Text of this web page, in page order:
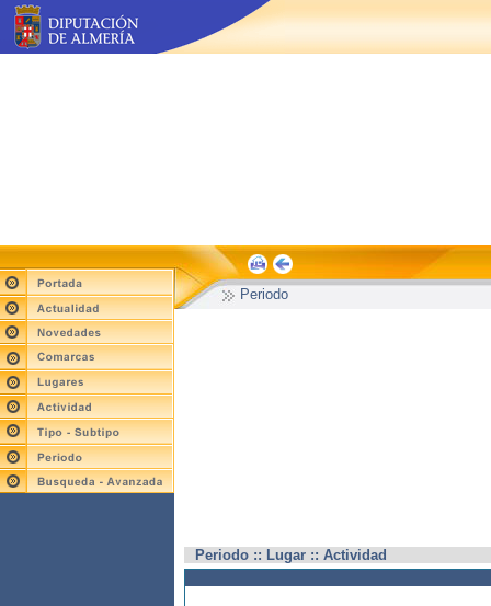
Periodo
Periodo :: Lugar :: Actividad